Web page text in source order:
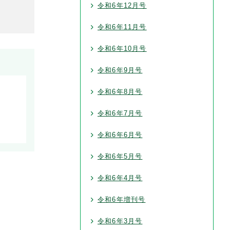
令和6年12月号
令和6年11月号
令和6年10月号
令和6年9月号
令和6年8月号
令和6年7月号
令和6年6月号
令和6年5月号
令和6年4月号
令和6年増刊号
令和6年3月号